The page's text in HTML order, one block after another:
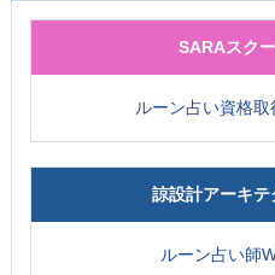
SARAスク
ルーン占い資格
諒設計アーキ
ルーン占い師